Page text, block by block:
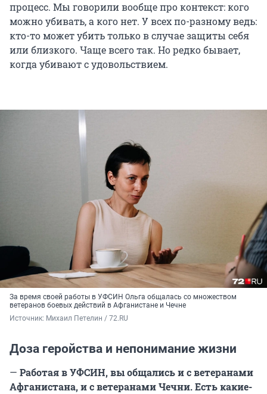
процесс. Мы говорили вообще про контекст: кого
можно убивать, а кого нет. У всех по-разному ведь:
кто-то может убить только в случае защиты себя
или близкого. Чаще всего так. Но редко бывает,
когда убивают с удовольствием.
За время своей работы в УФСИН Ольга общалась со множеством
ветеранов боевых действий в Афганистане и Чечне
Источник: Михаил Петелин / 72.RU
Доза геройства и непонимание жизни
— Работая в УФСИН, вы общались и с ветеранами
Афганистана, и с ветеранами Чечни. Есть какие-